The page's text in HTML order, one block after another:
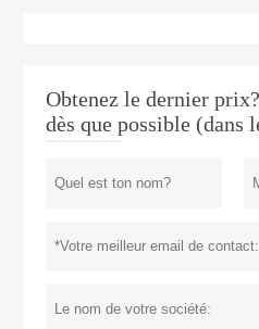
Obtenez le dernier
dès que possible (dans